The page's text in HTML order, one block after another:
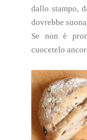
dallo stampo,
dovrebbe
Se non è
cuocetelo